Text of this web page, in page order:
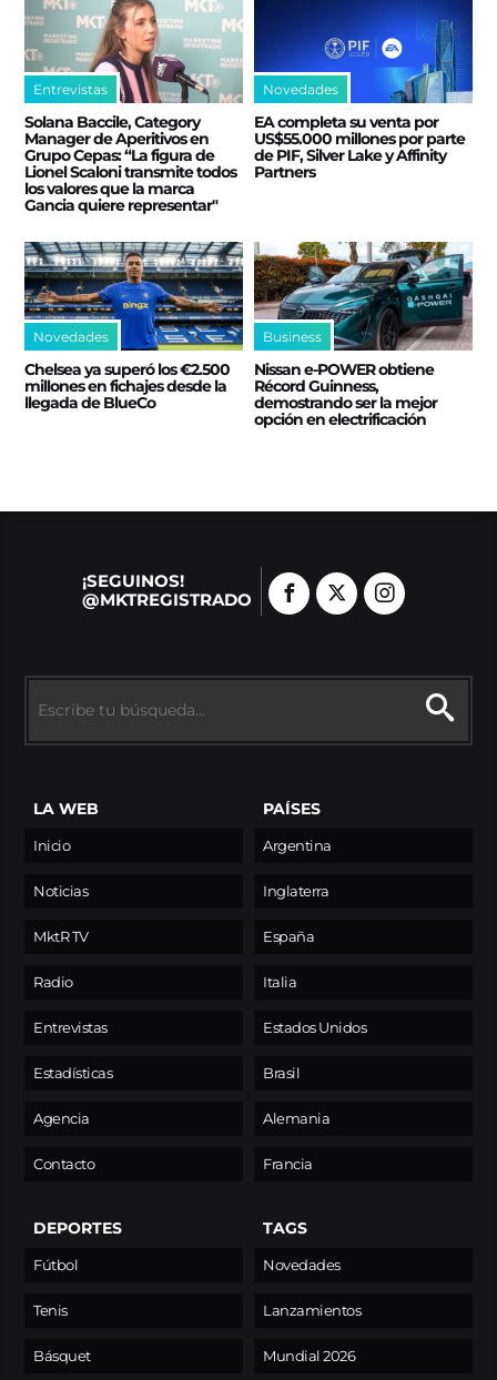
Entrevistas
Solana Baccile, Category
Manager de Aperitivos en
Grupo Cepas: “La figura de
Lionel Scaloni transmite todos
los valores que la marca
Gancia quiere representar"
Novedades
EA completa su venta por
US$55.000 millones por parte
de PIF, Silver Lake y Affinity
Partners
Novedades
Chelsea ya superó los €2.500
millones en fichajes desde la
llegada de BlueCo
Business
Nissan e‑POWER obtiene
Récord Guinness,
demostrando ser la mejor
opción en electrificación
¡SEGUINOS!
@MKTREGISTRADO
LA WEB
Inicio
Noticias
MktR TV
Radio
Entrevistas
Estadísticas
Agencia
Contacto
PAÍSES
Argentina
Inglaterra
España
Italia
Estados Unidos
Brasil
Alemania
Francia
DEPORTES
Fútbol
Tenis
Básquet
TAGS
Novedades
Lanzamientos
Mundial 2026